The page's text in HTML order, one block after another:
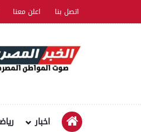
اتصل بنا اعلن معنا
اخبار